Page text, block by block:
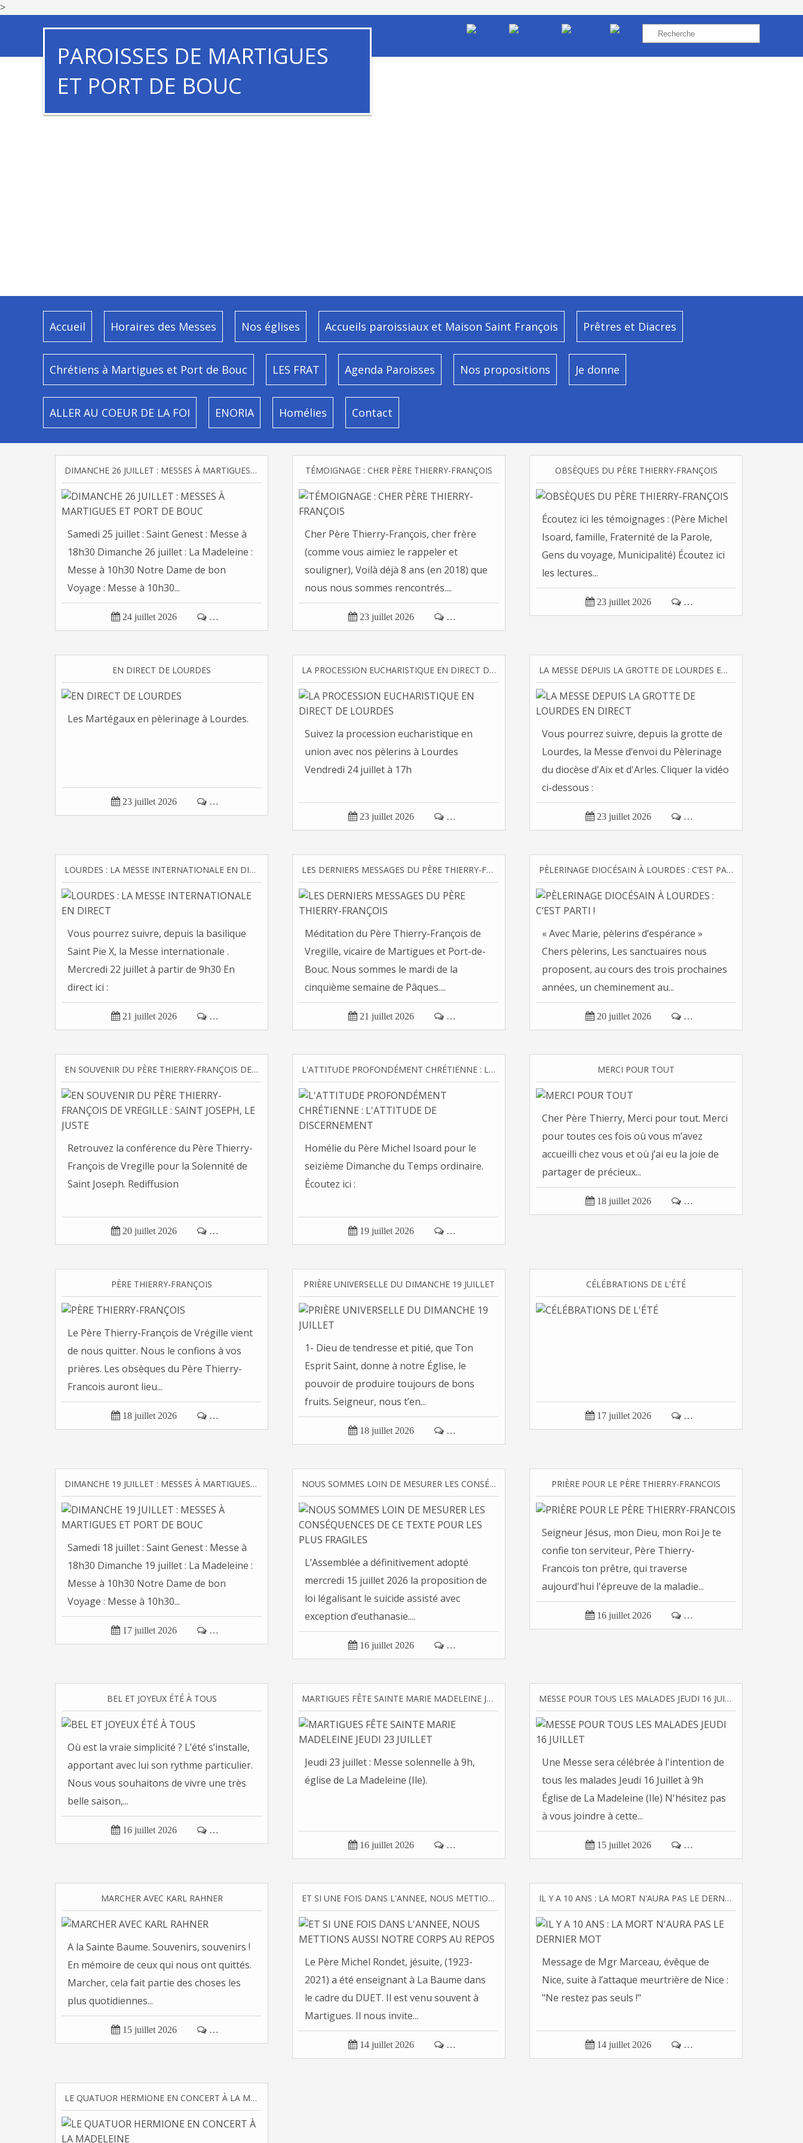
>
PAROISSES DE MARTIGUES
ET PORT DE BOUC
Accueil Horaires des Messes Nos églises Accueils paroissiaux et Maison Saint François Prêtres et Diacres
Chrétiens à Martigues et Port de Bouc LES FRAT Agenda Paroisses Nos propositions Je donne
ALLER AU COEUR DE LA FOI ENORIA Homélies Contact
DIMANCHE 26 JUILLET : MESSES À MARTIGUES ET PORT DE BOUC
Samedi 25 juillet : Saint Genest : Messe à
18h30 Dimanche 26 juillet : La Madeleine :
Messe à 10h30 Notre Dame de bon
Voyage : Messe à 10h30...
 24 juillet 2026  …
TÉMOIGNAGE : CHER PÈRE THIERRY-FRANÇOIS
Cher Père Thierry-François, cher frère
(comme vous aimiez le rappeler et
souligner), Voilà déjà 8 ans (en 2018) que
nous nous sommes rencontrés....
 23 juillet 2026  …
OBSÈQUES DU PÈRE THIERRY-FRANÇOIS
Écoutez ici les témoignages : (Père Michel
Isoard, famille, Fraternité de la Parole,
Gens du voyage, Municipalité) Écoutez ici
les lectures...
 23 juillet 2026  …
EN DIRECT DE LOURDES
Les Martégaux en pèlerinage à Lourdes.
 23 juillet 2026  …
LA PROCESSION EUCHARISTIQUE EN DIRECT DE LOURDES
Suivez la procession eucharistique en
union avec nos pèlerins à Lourdes
Vendredi 24 juillet à 17h
 23 juillet 2026  …
LA MESSE DEPUIS LA GROTTE DE LOURDES EN DIRECT
Vous pourrez suivre, depuis la grotte de
Lourdes, la Messe d’envoi du Pèlerinage
du diocèse d'Aix et d'Arles. Cliquer la vidéo
ci-dessous :
 23 juillet 2026  …
LOURDES : LA MESSE INTERNATIONALE EN DIRECT
Vous pourrez suivre, depuis la basilique
Saint Pie X, la Messe internationale .
Mercredi 22 juillet à partir de 9h30 En
direct ici :
 21 juillet 2026  …
LES DERNIERS MESSAGES DU PÈRE THIERRY-FRANÇOIS
Méditation du Père Thierry-François de
Vregille, vicaire de Martigues et Port-de-
Bouc. Nous sommes le mardi de la
cinquième semaine de Pâques....
 21 juillet 2026  …
PÈLERINAGE DIOCÉSAIN À LOURDES : C’EST PARTI !
« Avec Marie, pèlerins d’espérance »
Chers pèlerins, Les sanctuaires nous
proposent, au cours des trois prochaines
années, un cheminement au...
 20 juillet 2026  …
EN SOUVENIR DU PÈRE THIERRY-FRANÇOIS DE VREGILLE : SAINT JOSEPH, LE JUSTE
Retrouvez la conférence du Père Thierry-
François de Vregille pour la Solennité de
Saint Joseph. Rediffusion
 20 juillet 2026  …
L'ATTITUDE PROFONDÉMENT CHRÉTIENNE : L'ATTITUDE DE DISCERNEMENT
Homélie du Père Michel Isoard pour le
seizième Dimanche du Temps ordinaire.
Écoutez ici :
 19 juillet 2026  …
MERCI POUR TOUT
Cher Père Thierry, Merci pour tout. Merci
pour toutes ces fois où vous m’avez
accueilli chez vous et où j’ai eu la joie de
partager de précieux...
 18 juillet 2026  …
PÈRE THIERRY-FRANÇOIS
Le Père Thierry-François de Vrégille vient
de nous quitter. Nous le confions à vos
prières. Les obsèques du Père Thierry-
Francois auront lieu...
 18 juillet 2026  …
PRIÈRE UNIVERSELLE DU DIMANCHE 19 JUILLET
1- Dieu de tendresse et pitié, que Ton
Esprit Saint, donne à notre Église, le
pouvoir de produire toujours de bons
fruits. Seigneur, nous t’en...
 18 juillet 2026  …
CÉLÉBRATIONS DE L'ÉTÉ
 17 juillet 2026  …
DIMANCHE 19 JUILLET : MESSES À MARTIGUES ET PORT DE BOUC
Samedi 18 juillet : Saint Genest : Messe à
18h30 Dimanche 19 juillet : La Madeleine :
Messe à 10h30 Notre Dame de bon
Voyage : Messe à 10h30...
 17 juillet 2026  …
NOUS SOMMES LOIN DE MESURER LES CONSÉQUENCES DE CE TEXTE POUR LES PLUS FRAGILES
L’Assemblée a définitivement adopté
mercredi 15 juillet 2026 la proposition de
loi légalisant le suicide assisté avec
exception d’euthanasie....
 16 juillet 2026  …
PRIÈRE POUR LE PÈRE THIERRY-FRANCOIS
Seigneur Jésus, mon Dieu, mon Roi Je te
confie ton serviteur, Père Thierry-
Francois ton prêtre, qui traverse
aujourd'hui l'épreuve de la maladie...
 16 juillet 2026  …
BEL ET JOYEUX ÉTÉ À TOUS
Où est la vraie simplicité ? L’été s’installe,
apportant avec lui son rythme particulier.
Nous vous souhaitons de vivre une très
belle saison,...
 16 juillet 2026  …
MARTIGUES FÊTE SAINTE MARIE MADELEINE JEUDI 23 JUILLET
Jeudi 23 juillet : Messe solennelle à 9h,
église de La Madeleine (Ile).
 16 juillet 2026  …
MESSE POUR TOUS LES MALADES JEUDI 16 JUILLET
Une Messe sera célébrée à l'intention de
tous les malades Jeudi 16 Juillet à 9h
Église de La Madeleine (Ile) N'hésitez pas
à vous joindre à cette...
 15 juillet 2026  …
MARCHER AVEC KARL RAHNER
A la Sainte Baume. Souvenirs, souvenirs !
En mémoire de ceux qui nous ont quittés.
Marcher, cela fait partie des choses les
plus quotidiennes...
 15 juillet 2026  …
ET SI UNE FOIS DANS L'ANNEE, NOUS METTIONS AUSSI NOTRE CORPS AU REPOS
Le Père Michel Rondet, jésuite, (1923-
2021) a été enseignant à La Baume dans
le cadre du DUET. Il est venu souvent à
Martigues. Il nous invite...
 14 juillet 2026  …
IL Y A 10 ANS : LA MORT N'AURA PAS LE DERNIER MOT
Message de Mgr Marceau, évêque de
Nice, suite à l’attaque meurtrière de Nice :
"Ne restez pas seuls !"
 14 juillet 2026  …
LE QUATUOR HERMIONE EN CONCERT À LA MADELEINE